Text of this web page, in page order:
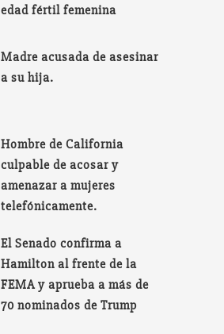
edad fértil femenina
Madre acusada de asesinar
a su hija.
Hombre de California
culpable de acosar y
amenazar a mujeres
telefónicamente.
El Senado confirma a
Hamilton al frente de la
FEMA y aprueba a más de
70 nominados de Trump